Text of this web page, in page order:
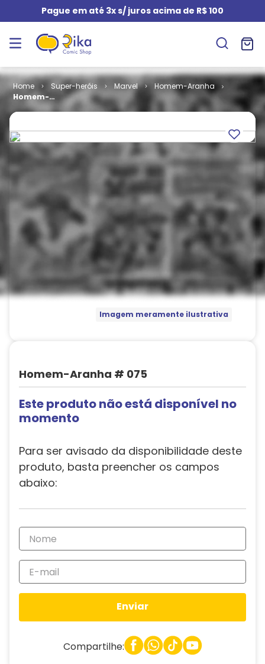
Pague em até 3x s/ juros acima de R$ 100
Super-heróis Marvel
Homem-Aranha
Homem-
Aranha # 075
Imagem meramente ilustrativa
Homem-Aranha # 075
Este produto não está disponível no
momento
Para ser avisado da disponibilidade deste
produto, basta preencher os campos
abaixo:
Enviar
Compartilhe: